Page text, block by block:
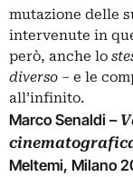
mutazione delle
intervenute in
però, anche lo
diverso – e le
all’infinito.
Marco Senaldi –
Meltemi, Milano